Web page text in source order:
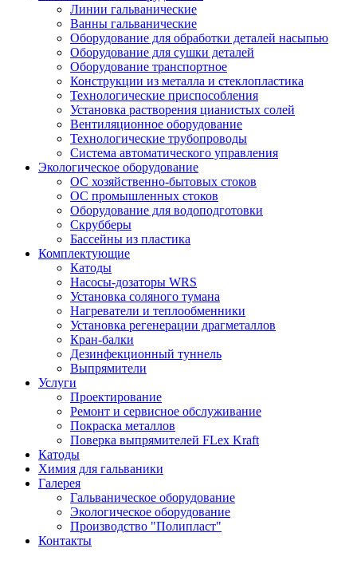
Линии гальванические
Ванны гальванические
Оборудование для обработки деталей насыпью
Оборудование для сушки деталей
Оборудование транспортное
Конструкции из металла и стеклопластика
Технологические приспособления
Установка растворения цианистых солей
Вентиляционное оборудование
Технологические трубопроводы
Система автоматического управления
Экологическое оборудование
ОС хозяйственно-бытовых стоков
ОС промышленных стоков
Оборудование для водоподготовки
Скрубберы
Бассейны из пластика
Комплектующие
Катоды
Насосы-дозаторы WRS
Установка соляного тумана
Нагреватели и теплообменники
Установка регенерации драгметаллов
Кран-балки
Дезинфекционный туннель
Выпрямители
Услуги
Проектирование
Ремонт и сервисное обслуживание
Покраска металлов
Поверка выпрямителей FLex Kraft
Катоды
Химия для гальваники
Галерея
Гальваническое оборудование
Экологическое оборудование
Производство "Полипласт"
Контакты